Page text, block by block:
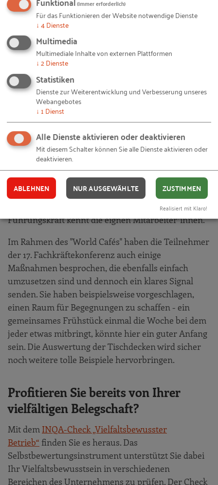
nützlich sein?
Das Fazit von Prof. Dr. Dr. Froese bezüglich seiner
Umfrage hat deutlich gezeigt, dass der Erfolg eines
betrieblichen Diversitätsmanagements von vier
Faktoren abhängt:
Unterstützung der Unternehmensführung
Einbindung der Mitarbeiter
Bewusstes Zusammenstellen diverser Teams
Klare Kommunikation und Ansprechpartner
Auch kleine und mittlere Unternehmen (KMUs)
haben die Chance, mit wenig Aufwand auf diese
Dinge zu achten. Gerade in kleineren Unternehmen
herrscht häufig ein familiäres Arbeitsklima und die
Führungskraft kennt die eignen Mitarbeiter*innen.
Im Rahmen des "World Cafés" haben die Teilnehmer
der 17. Fachkräftekonferenz auch einige
Maßnahmen besprochen, die ebenfalls einfach
umzusetzen sind und dennoch ein klares Signal
senden. Sie haben beispielsweise vorgeschlagen,
einen Raum für Begegnungen zu schaffen - ein
gemeinsames Frühstück einmal die Woche bei dem
jeder etwas mitbringt, könnte hier ein guter Anfang
sein. Die Auswertung der Tischdecken wird sicher
noch weitere tolle Beispiele hervorbringen.
Profitieren Sie bereits von Ihrer
vielfältigen Belegschaft?
Mit dem INQA-Check „Vielfaltsbewusster
Betrieb“ finden Sie es heraus. Das
Selbstbewertungsinstrument unterstützt Sie dabei
Ihr Vielfaltsbewusstsein in verschiedenen
Bereichen des Unternehmens zu prüfen. Der Check
(immer erforderlich)
Für das Funktionieren der Website notwendige Dienste
↓ 4Dienste
Multimedia
Multimediale Inhalte von externen Plattformen
↓ 2Dienste
Statistiken
Dienste zur Weiterentwicklung und Verbesserung unseres
Webangebotes
↓ 1 Dienst
Alle Dienste aktivieren oder deaktivieren
Mit diesem Schalter können Sie alle Dienste aktivieren oder
deaktivieren.
ABLEHNEN NUR AUSGEWÄHLTE ZUSTIMMEN
Realisiert mit Klaro!